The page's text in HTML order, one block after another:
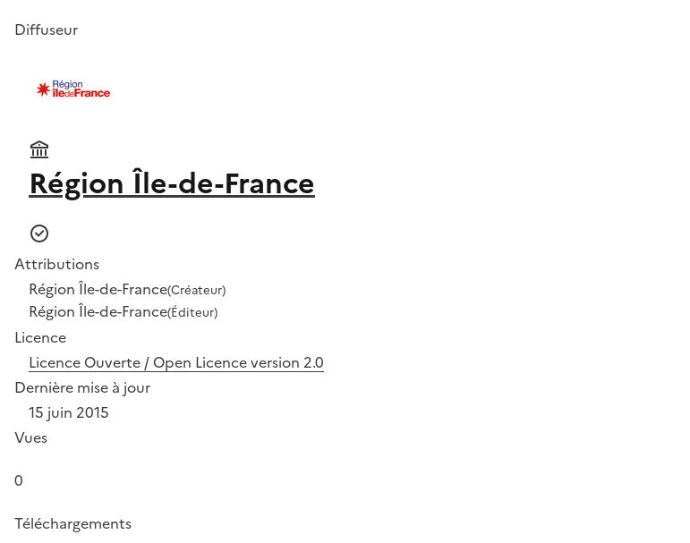
Diffuseur
Région Île-de-France
Attributions
Région Île-de-France(Créateur)
Région Île-de-France(Éditeur)
Licence
Licence Ouverte / Open Licence version 2.0
Dernière mise à jour
15 juin 2015
Vues
0
Téléchargements